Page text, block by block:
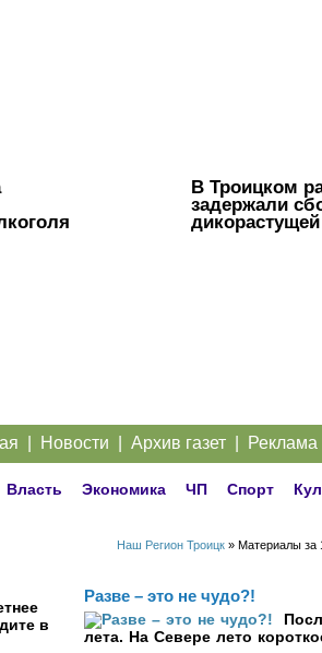
В Троицком
задержали
Новости Архив газет| Реклама
Власть Экономика ЧП Спорт
Наш Регион Троицк» Материалы за
Разве – это не чудо?!
лета. На Севере лето
в